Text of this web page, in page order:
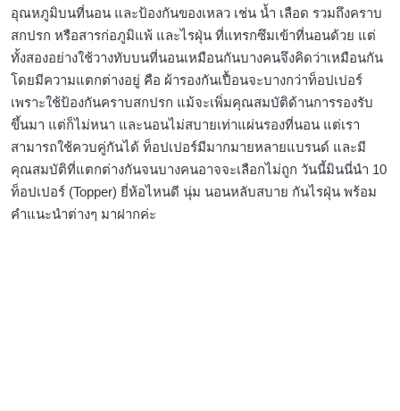
อุณหภูมิบนที่นอน และป้องกันของเหลว เช่น น้ำ เลือด รวมถึงคราบ
สกปรก หรือสารก่อภูมิแพ้ และไรฝุ่น ที่แทรกซึมเข้าที่นอนด้วย แต่
ทั้งสองอย่างใช้วางทับบนที่นอนเหมือนกันบางคนจึงคิดว่าเหมือนกัน
โดยมีความแตกต่างอยู่ คือ ผ้ารองกันเปื้อนจะบางกว่าท็อปเปอร์
เพราะใช้ป้องกันคราบสกปรก แม้จะเพิ่มคุณสมบัติด้านการรองรับ
ขึ้นมา แต่ก็ไม่หนา และนอนไม่สบายเท่าแผ่นรองที่นอน แต่เรา
สามารถใช้ควบคู่กันได้ ท็อปเปอร์มีมากมายหลายแบรนด์ และมี
คุณสมบัติที่แตกต่างกันจนบางคนอาจจะเลือกไม่ถูก วันนี้มินนี่นำ 10
ท็อปเปอร์ (Topper) ยี่ห้อไหนดี นุ่ม นอนหลับสบาย กันไรฝุ่น พร้อม
คำแนะนำต่างๆ มาฝากค่ะ